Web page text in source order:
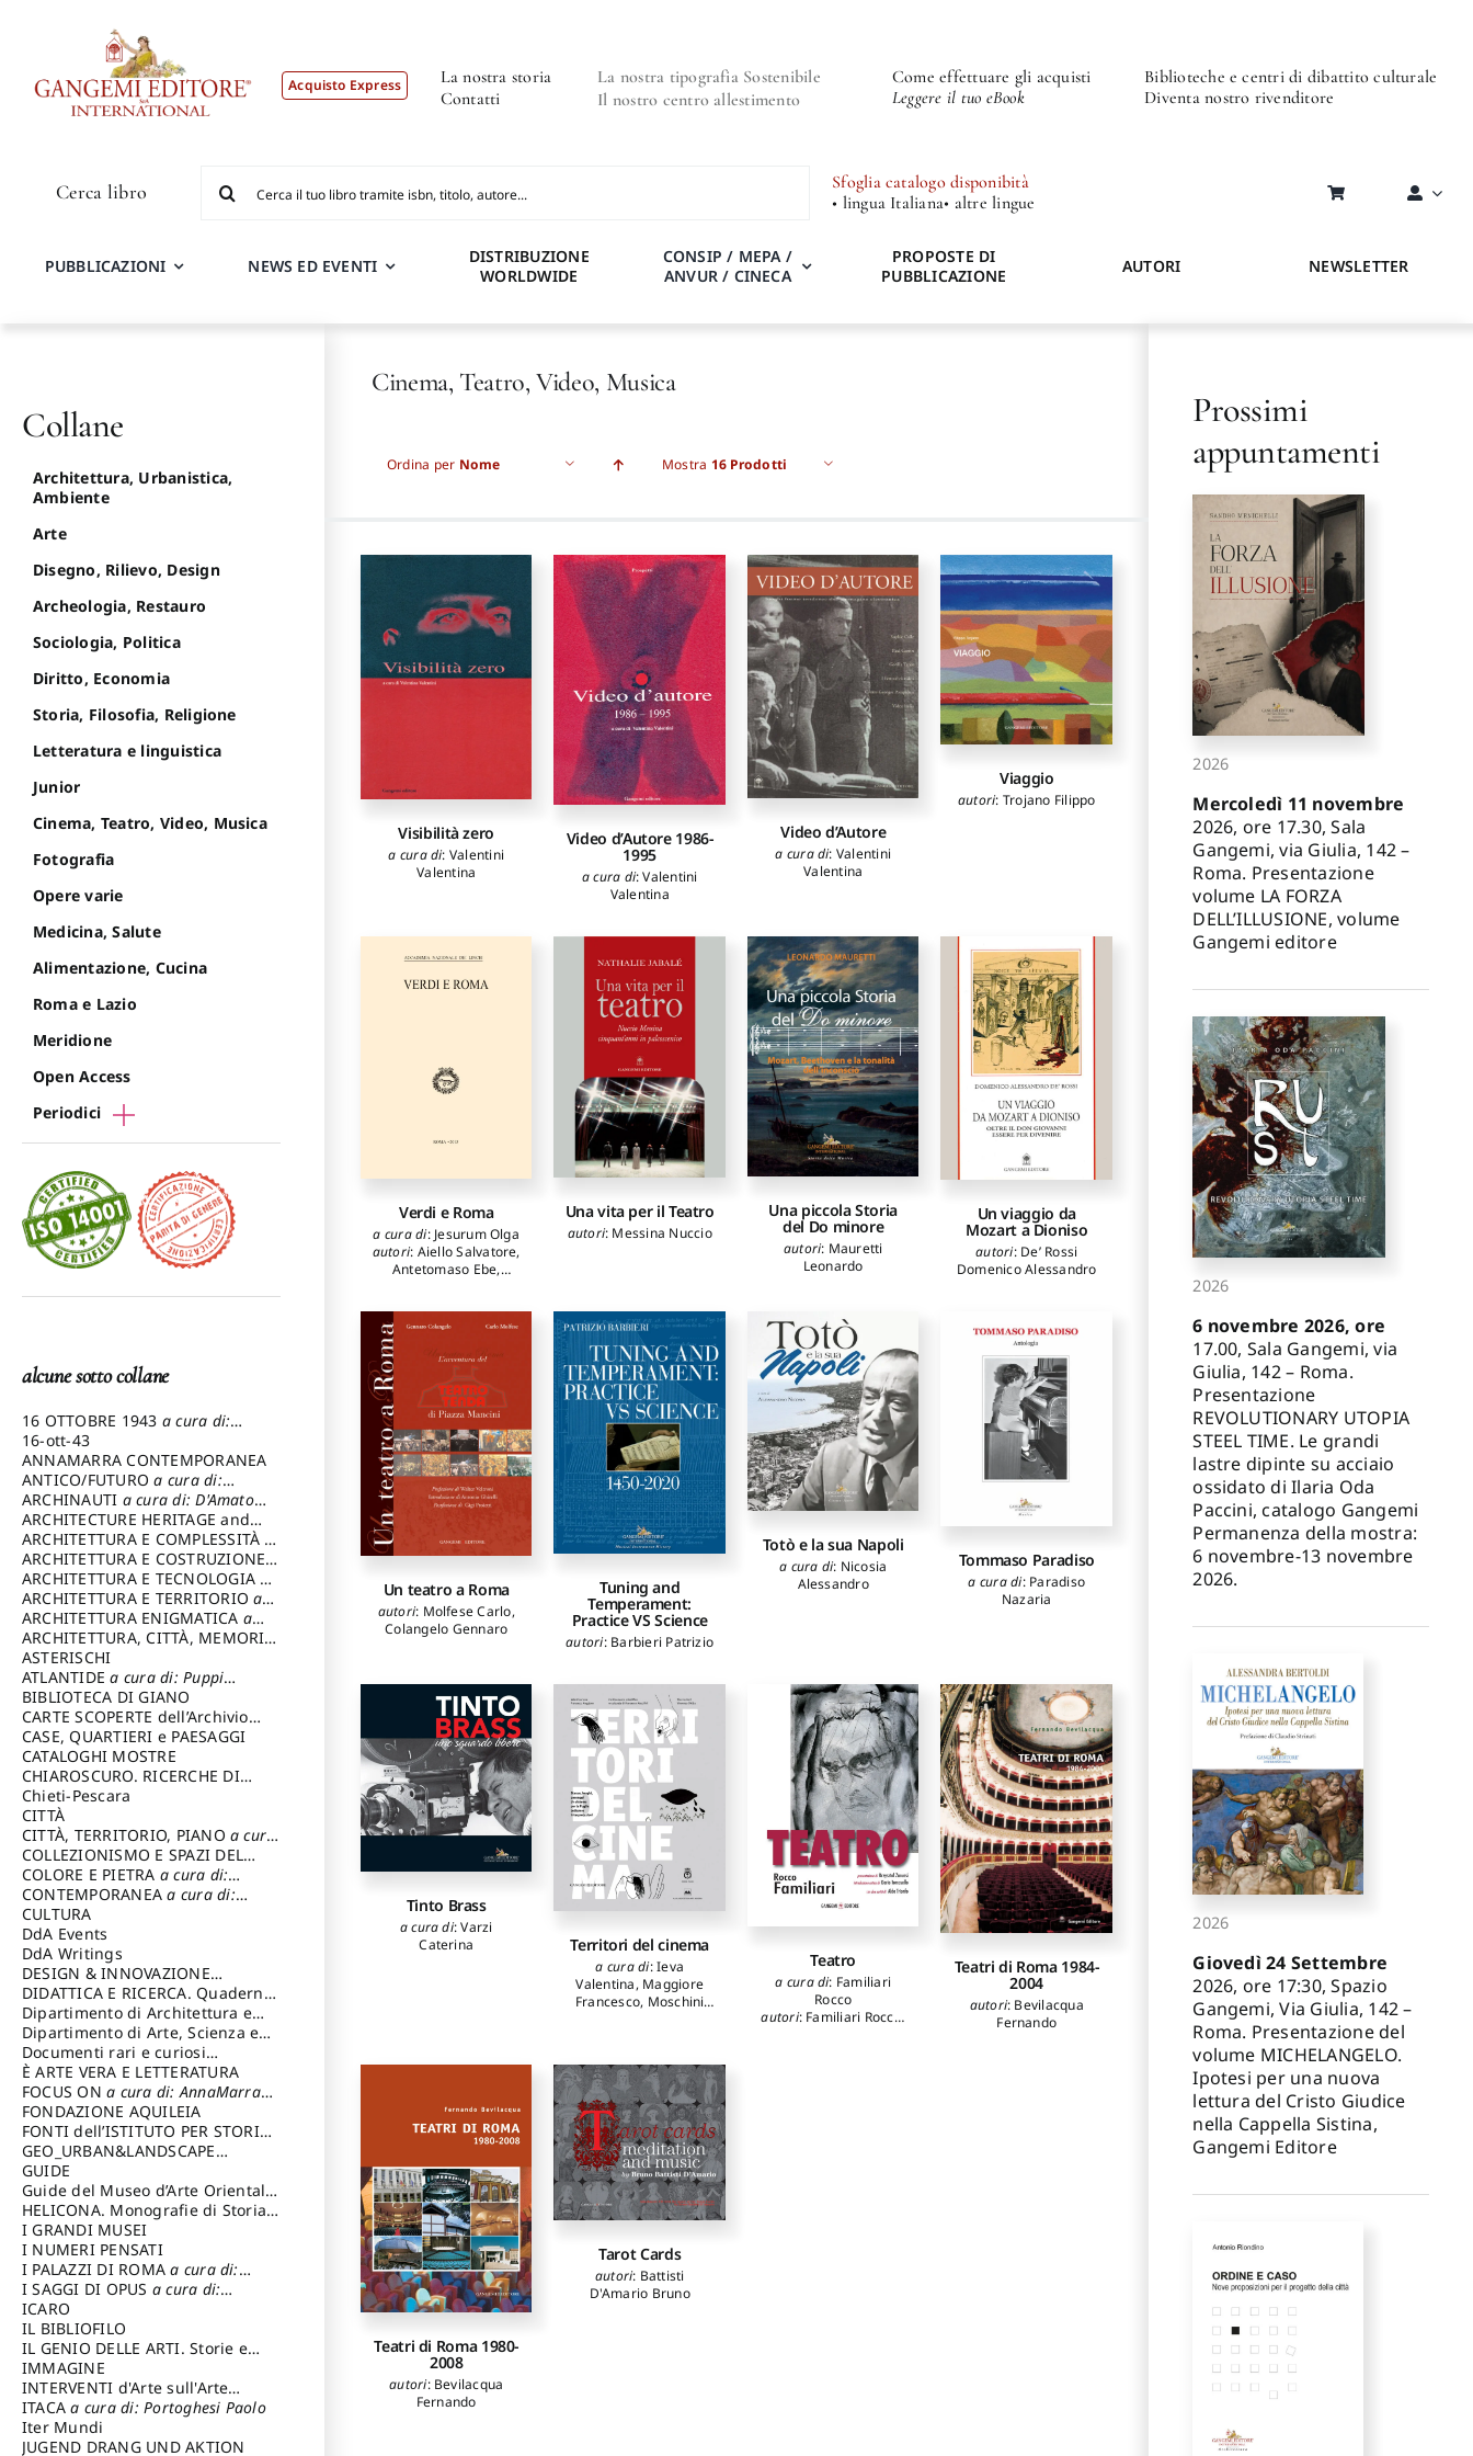
Acquisto Express
La nostra storia
Contatti
La nostra tipografia Sostenibile
Il nostro centro allestimento
Come effettuare gli acquisti
Leggere il tuo eBook
Biblioteche e centri di dibattito culturale
Diventa nostro rivenditore
Cerca libro
per:
Sfoglia catalogo disponibità
• lingua Italiana• altre lingue
PUBBLICAZIONI NEWS ED EVENTI
DISTRIBUZIONE
WORLDWIDE
CONSIP / MEPA /
ANVUR / CINECA
PROPOSTE DI
PUBBLICAZIONE
AUTORI NEWSLETTER
Cinema, Teatro, Video, Musica
Ordina per Nome Mostra 16 Prodotti
Visibilità zero
a cura di: Valentini
Valentina
Video d’Autore 1986-
1995
a cura di:Valentini
Valentina
Video d’Autore
a cura di: Valentini
Valentina
Viaggio
autori: Trojano Filippo
Verdi e Roma
a cura di: Jesurum Olga
autori: Aiello Salvatore,
Antetomaso Ebe,
Vincenza,Cagiano de
Calzolari Monica
Critelli Maria Pia
Engelhardt Markus,
Gobbi Cecilia,
Guandalini Gina,
Jesurum Olga,Manetti
Elena,Pestelli Giorgio,
Petrobelli Pierluigi,
Pistacchi Massimo
Poma Carlo
Reggiani
Francesco
Rostagno
Senici Emanuele,
Senofonte
Mariarosaria,Serianni
Luca,Stacca Marco,
Merecedes
Una vita per il Teatro
autori: Messina Nuccio
Una piccola Storia
del Do minore
autori: Mauretti
Leonardo
Un viaggio da
Mozart a Dioniso
autori: De’ Rossi
Domenico Alessandro
Un teatro a Roma
autori: Molfese Carlo,
Colangelo Gennaro
Tuning and
Temperament:
Practice VS Science
autori: Barbieri Patrizio
Totò e la sua Napoli
a cura di: Nicosia
Alessandro
Tommaso Paradiso
a cura di: Paradiso
Nazaria
Tinto Brass
a cura di:Varzi
Caterina
Territori del cinema
a cura di:Ieva
Valentina, Maggiore
Francesco, Moschini
Teatro
a cura di: Familiari
Rocco
autori: Familiari Rocco,
Teatri di Roma 1984-
2004
autori: Bevilacqua
Fernando
Teatri di Roma 1980-
2008
autori: Bevilacqua
Fernando
Tarot Cards
autori: Battisti
D'Amario Bruno
Collane
Architettura, Urbanistica,
Ambiente
Arte
Disegno, Rilievo, Design
Archeologia, Restauro
Sociologia, Politica
Diritto, Economia
Storia, Filosofia, Religione
Letteratura e linguistica
Junior
Cinema, Teatro, Video, Musica
Fotografia
Opere varie
Medicina, Salute
Alimentazione, Cucina
Roma e Lazio
Meridione
Open Access
Periodici
alcune sotto collane
16 OTTOBRE 1943 a cura di:
Pezzetti Marcello
16-ott-43
ANNAMARRA CONTEMPORANEA
ANTICO/FUTUROa cura di:
Varagnoli Claudio
ARCHINAUTI a cura di: D'Amato
Claudio
ARCHITECTURE HERITAGE and
DESIGN
ARCHITETTURA E COMPLESSITÀ a
cura di: Piva Antonio
ARCHITETTURA E COSTRUZIONEa
cura di: Poretti Sergio
ARCHITETTURA E TECNOLOGIA a
cura di: Carrara Gianfranco
ARCHITETTURA E TERRITORIOa
cura di: Pietrogrande Enrico
ARCHITETTURA ENIGMATICA a
cura di: Lenci Ruggero
ARCHITETTURA, CITTÀ, MEMORIA
a cura di: Valeriani Enrico
ASTERISCHI
ATLANTIDEa cura di: Puppi
Lionello
BIBLIOTECA DI GIANO
CARTE SCOPERTE dell’Archivio
Storico Capitolino
CASE, QUARTIERI e PAESAGGI
CATALOGHI MOSTRE
CHIAROSCURO. RICERCHE DI
STORIA E STORIA DELL'ARTE
cura di: Di Carpegna Falconieri
Tommaso
Chieti-Pescara
CITTÀ
CITTÀ, TERRITORIO, PIANO a cura
di: Imbesi Giuseppe
COLLEZIONISMO E SPAZI DEL
COLLEZIONISMO a cura di:
Magnani Lauro
COLORE E PIETRA a cura di:
Selvaggi Giuseppe
CONTEMPORANEAa cura di:
Gubinelli Luna
CULTURA
DdA Events
DdA Writings
DESIGN & INNOVAZIONE
TECNOLOGICAa cura di: Vallicelli
Andrea
DIDATTICA E RICERCA. Quaderni
della Scuola
Dipartimento di Architettura e
Analisi della Città Mediterranea
Dipartimento di Arte, Scienza e
Tecnica del Costuire
Documenti rari e curiosi
dall'Archivio Segreto
È ARTE VERA E LETTERATURA
FOCUS ONa cura di: AnnaMarra
Contemporanea
FONDAZIONE AQUILEIA
FONTI dell’ISTITUTO PER STORIA
DEL RISORGIMENTO
GEO_URBAN&LANDSCAPE
PLANNING (GULP)
Trusiani Elio
GUIDE
Guide del Museo d’Arte Orientale
“Giuseppe Tucci”
HELICONA. Monografie di Storia
dell'Artea cura di: Gallo Marco
I GRANDI MUSEI
I NUMERI PENSATI
I PALAZZI DI ROMAa cura di:
Ippoliti Alessandro
I SAGGI DI OPUS a cura di:
Scalesse Tommaso
ICARO
IL BIBLIOFILO
IL GENIO DELLE ARTI. Storie e
interpretazione
IMMAGINE
INTERVENTI d'Arte sull'Arte
dedicata alla cultura della
conservazione d’arte
Fondazione Paola Droghetti onlus
ITACAa cura di: Portoghesi Paolo
Iter Mundi
JUGEND DRANG UND AKTION
Prossimi
appuntamenti
2026
Mercoledì 11 novembre
2026, ore 17.30, Sala
Gangemi, via Giulia, 142 –
Roma. Presentazione
volume LA FORZA
DELL’ILLUSIONE, volume
Gangemi editore
2026
6 novembre 2026, ore
17.00, Sala Gangemi, via
Giulia, 142 – Roma.
Presentazione
REVOLUTIONARY UTOPIA
STEEL TIME. Le grandi
lastre dipinte su acciaio
ossidato di Ilaria Oda
Paccini, catalogo Gangemi
Permanenza della mostra:
6 novembre-13 novembre
2026.
2026
Giovedì 24 Settembre
2026, ore 17:30, Spazio
Gangemi, Via Giulia, 142 –
Roma. Presentazione del
volume MICHELANGELO.
Ipotesi per una nuova
lettura del Cristo Giudice
nella Cappella Sistina,
Gangemi Editore